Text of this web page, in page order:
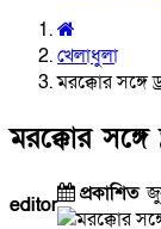
খেলাধুলা
মরক্কোর সঙ্গে
মরক্কোর সঙ্গে
editor প্রকাশিত